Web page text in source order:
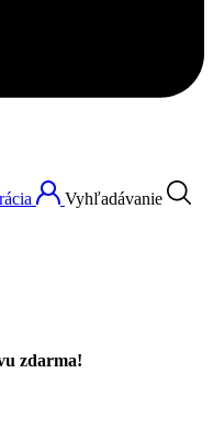
Vyhľadávanie
zdarma!